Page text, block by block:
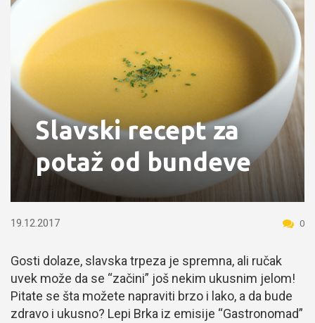
Slavski recept za
potaž od bundeve
19.12.2017 0
Gosti dolaze, slavska trpeza je spremna, ali ručak
uvek može da se “začini” još nekim ukusnim jelom!
Pitate se šta možete napraviti brzo i lako, a da bude
zdravo i ukusno? Lepi Brka iz emisije “Gastronomad”